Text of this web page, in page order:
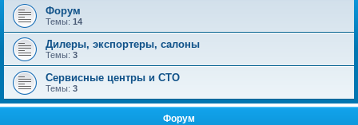
Форум
Темы: 14
Дилеры, экспортеры, салоны
Темы: 3
Сервисные центры и СТО
Темы: 3
Форум